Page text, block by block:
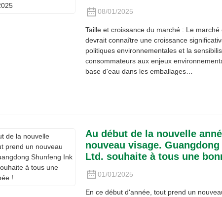
08/01/2025
Taille et croissance du marché : Le
devrait connaître une croissance
politiques environnementales et la
consommateurs aux enjeux
base d'eau dans les emballages…
Au début de la nouvelle
nouveau visage.
Ltd. souhaite à tous une
01/01/2025
En ce début d'année, tout prend un